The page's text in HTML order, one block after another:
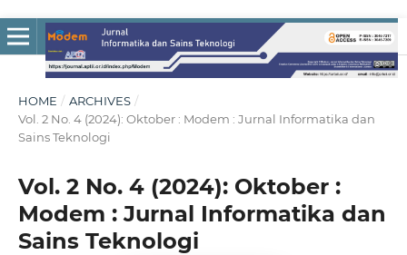
HOME / ARCHIVES /
Vol. 2 No. 4 (2024): Oktober : Modem : Jurnal Informatika dan
Sains Teknologi
Vol. 2 No. 4 (2024): Oktober :
Modem : Jurnal Informatika dan
Sains Teknologi